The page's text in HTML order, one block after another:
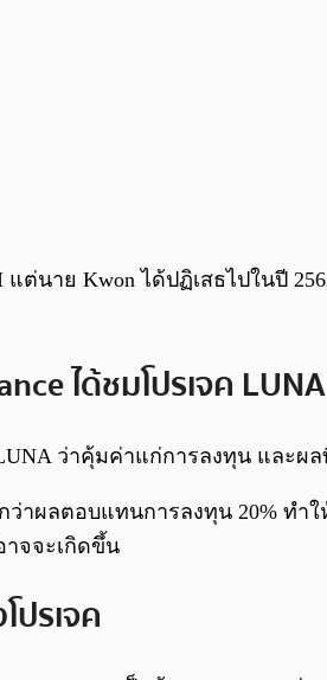
ต่นาย Kwon ได้ปฏิเสธไปในปี
ได้ชมโปรเจค LUNA
ว่าคุ้มค่าแก่การลงทุน และ
ว่าผลตอบแทนการลงทุน 20% ทำ
าจจะเกิดขึ้น
รเจค